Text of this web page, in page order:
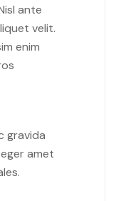
ante
velit.
enim
gravida
amet